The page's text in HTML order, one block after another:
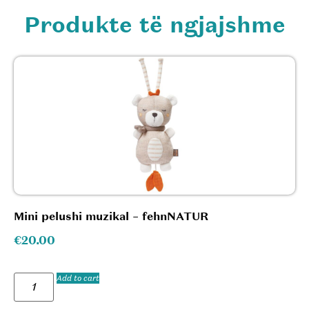
Produkte të ngjajshme
Mini pelushi muzikal – fehnNATUR
€20.00
Add to cart